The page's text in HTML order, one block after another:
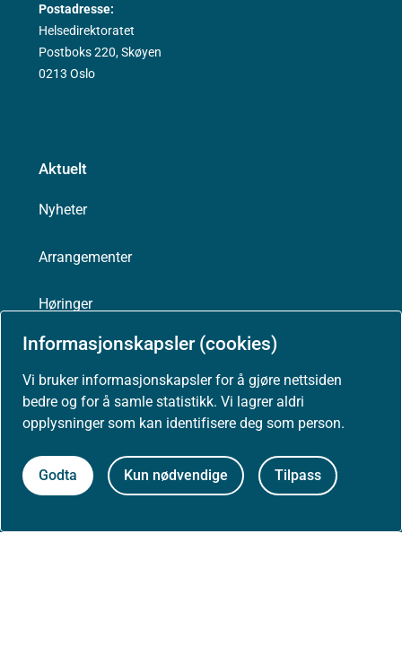
Informasjonskapsler (cookies)
Vi bruker informasjonskapsler for å gjøre nettsiden
bedre og for å samle statistikk. Vi lagrer aldri
opplysninger som kan identifisere deg som person.
Godta Kun nødvendige Tilpass
Postadresse:
Helsedirektoratet
Postboks 220, Skøyen
0213 Oslo
Aktuelt
Nyheter
Arrangementer
Høringer
Presse
Personvernerklæring